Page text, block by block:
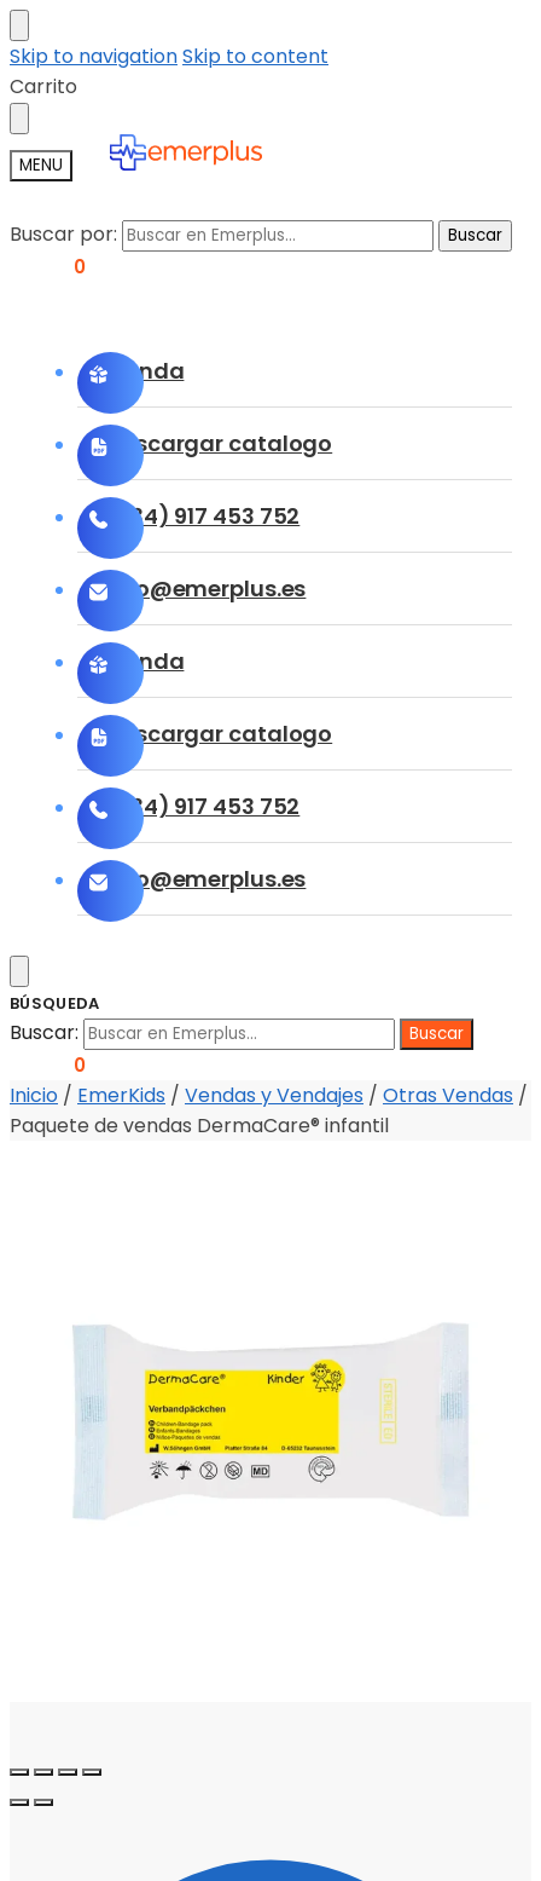
Skip to navigationSkip to content
Carrito
MENU
Buscar por: Buscar
0
Tienda
Descargar catalogo
(+34) 917 453 752
info@emerplus.es
Tienda
Descargar catalogo
(+34) 917 453 752
info@emerplus.es
BÚSQUEDA
Buscar:
0
Inicio / EmerKids / Vendas y Vendajes / Otras Vendas /
Paquete de vendas DermaCare® infantil